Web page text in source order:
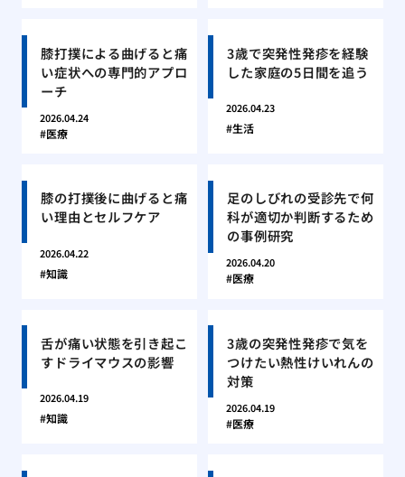
膝打撲による曲げると痛
い症状への専門的アプロ
ーチ
2026.04.24
医療
3歳で突発性発疹を経験
した家庭の5日間を追う
2026.04.23
生活
膝の打撲後に曲げると痛
い理由とセルフケア
2026.04.22
知識
足のしびれの受診先で何
科が適切か判断するため
の事例研究
2026.04.20
医療
舌が痛い状態を引き起こ
すドライマウスの影響
2026.04.19
知識
3歳の突発性発疹で気を
つけたい熱性けいれんの
対策
2026.04.19
医療